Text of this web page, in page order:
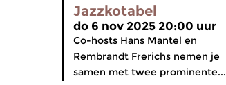
Jazzkotabel
do 6 nov 2025 20:00 uur
Co-hosts Hans Mantel en
Rembrandt Frerichs nemen je
samen met twee prominente...